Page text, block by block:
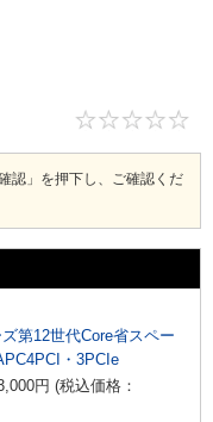
認」を押下し、ご確認くだ
第12世代Core省スペー
・3PCIe
円 (税込価格：